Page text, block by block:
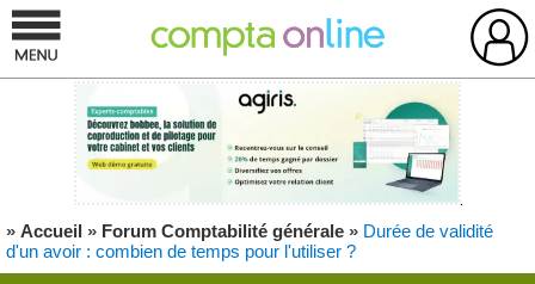
» Accueil » Forum Comptabilité générale » Durée de validité
d'un avoir : combien de temps pour l'utiliser ?